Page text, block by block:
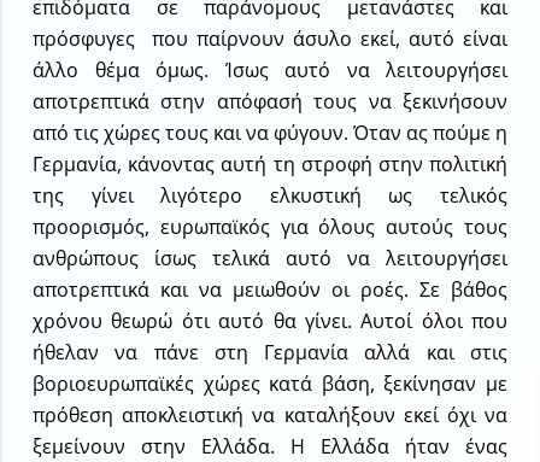
επιδόματα σε παράνομους μετανάστες και
πρόσφυγες που παίρνουν άσυλο εκεί, αυτό είναι
άλλο θέμα όμως. Ίσως αυτό να λειτουργήσει
αποτρεπτικά στην απόφασή τους να ξεκινήσουν
από τις χώρες τους και να φύγουν. Όταν ας πούμε η
Γερμανία, κάνοντας αυτή τη στροφή στην πολιτική
της γίνει λιγότερο ελκυστική ως τελικός
προορισμός, ευρωπαϊκός για όλους αυτούς τους
ανθρώπους ίσως τελικά αυτό να λειτουργήσει
αποτρεπτικά και να μειωθούν οι ροές. Σε βάθος
χρόνου θεωρώ ότι αυτό θα γίνει. Αυτοί όλοι που
ήθελαν να πάνε στη Γερμανία αλλά και στις
βοριοευρωπαϊκές χώρες κατά βάση, ξεκίνησαν με
πρόθεση αποκλειστική να καταλήξουν εκεί όχι να
ξεμείνουν στην Ελλάδα. Η Ελλάδα ήταν ένας